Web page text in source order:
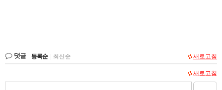
댓글 등록순 최신순 새로고침
새로고침